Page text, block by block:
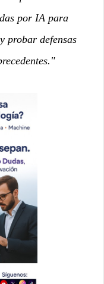
por IA para
probar defensas